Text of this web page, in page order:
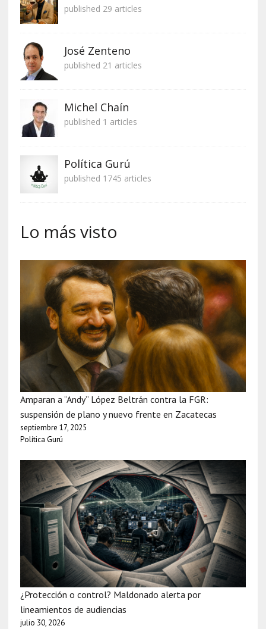
published 29 articles
José Zenteno
published 21 articles
Michel Chaín
published 1 articles
Política Gurú
published 1745 articles
Lo más visto
Amparan a “Andy” López Beltrán contra la FGR:
suspensión de plano y nuevo frente en Zacatecas
septiembre 17, 2025
Política Gurú
¿Protección o control? Maldonado alerta por
lineamientos de audiencias
julio 30, 2026